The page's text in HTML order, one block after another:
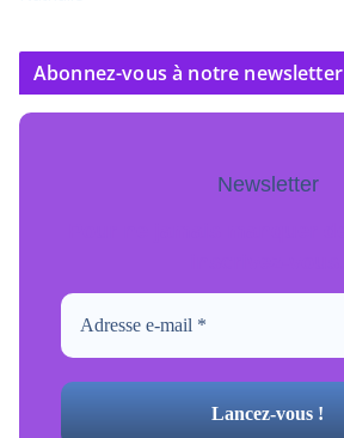
Abonnez-vous à notre newsletter
Newsletter